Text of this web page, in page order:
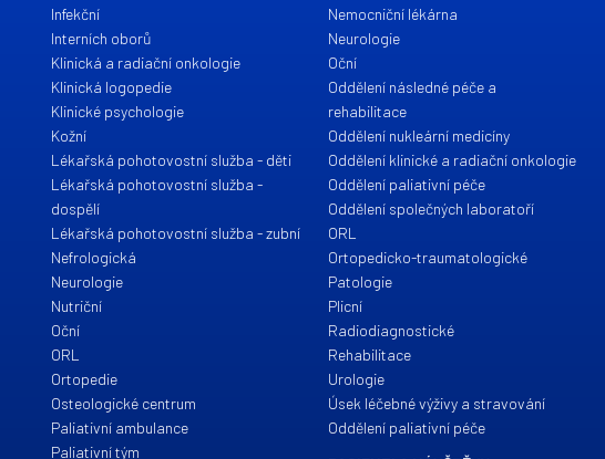
Infekční
Interních oborů
Klinická a radiační onkologie
Klinická logopedie
Klinické psychologie
Kožní
Lékařská pohotovostní služba - děti
Lékařská pohotovostní služba -
dospělí
Lékařská pohotovostní služba - zubní
Nefrologická
Neurologie
Nutriční
Oční
ORL
Ortopedie
Osteologické centrum
Paliativní ambulance
Paliativní tým
Nemocniční lékárna
Neurologie
Oční
Oddělení následné péče a
rehabilitace
Oddělení nukleární medicíny
Oddělení klinické a radiační onkologie
Oddělení paliativní péče
Oddělení společných laboratoří
ORL
Ortopedicko-traumatologické
Patologie
Plicní
Radiodiagnostické
Rehabilitace
Urologie
Úsek léčebné výživy a stravování
Oddělení paliativní péče